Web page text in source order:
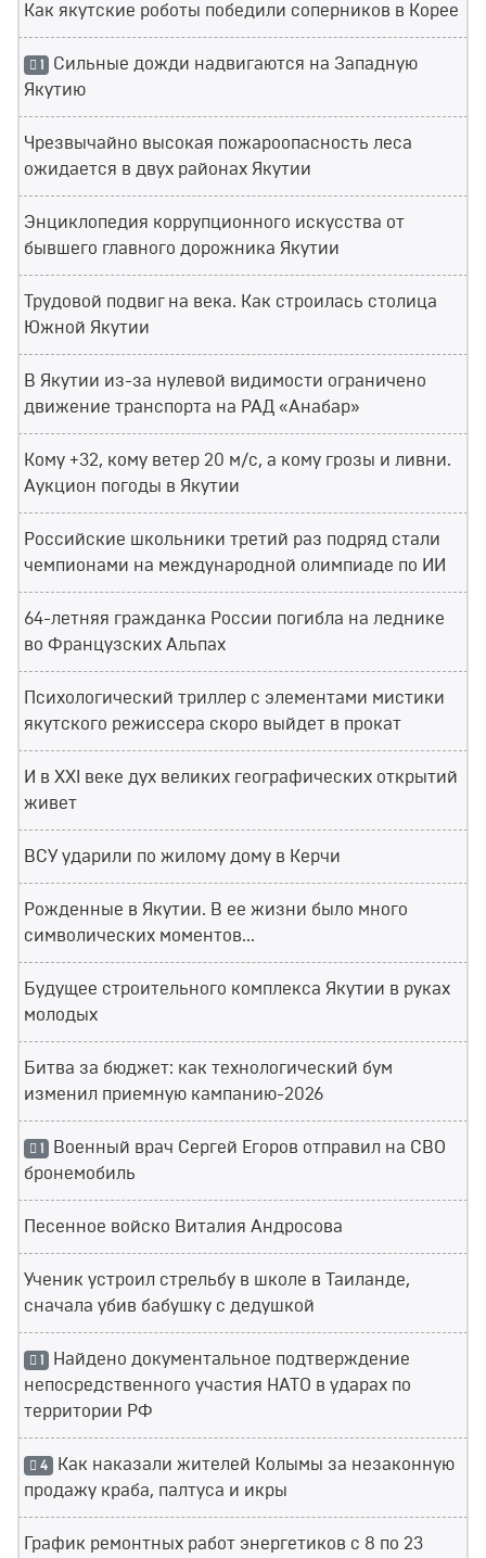
Как якутские роботы победили соперников в Корее
1 Сильные дожди надвигаются на Западную
Якутию
Чрезвычайно высокая пожароопасность леса
ожидается в двух районах Якутии
Энциклопедия коррупционного искусства от
бывшего главного дорожника Якутии
Трудовой подвиг на века. Как строилась столица
Южной Якутии
В Якутии из-за нулевой видимости ограничено
движение транспорта на РАД «Анабар»
Кому +32, кому ветер 20 м/с, а кому грозы и ливни.
Аукцион погоды в Якутии
Российские школьники третий раз подряд стали
чемпионами на международной олимпиаде по ИИ
64-летняя гражданка России погибла на леднике
во Французских Альпах
Психологический триллер с элементами мистики
якутского режиссера скоро выйдет в прокат
И в XXI веке дух великих географических открытий
живет
ВСУ ударили по жилому дому в Керчи
Рожденные в Якутии. В ее жизни было много
символических моментов...
Будущее строительного комплекса Якутии в руках
молодых
Битва за бюджет: как технологический бум
изменил приемную кампанию-2026
1 Военный врач Сергей Егоров отправил на СВО
бронемобиль
Песенное войско Виталия Андросова
Ученик устроил стрельбу в школе в Таиланде,
сначала убив бабушку с дедушкой
1 Найдено документальное подтверждение
непосредственного участия НАТО в ударах по
территории РФ
4 Как наказали жителей Колымы за незаконную
продажу краба, палтуса и икры
График ремонтных работ энергетиков с 8 по 23